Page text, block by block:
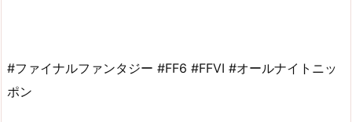
#ファイナルファンタジー #FF6 #FFVI #オールナイトニッ
ポン